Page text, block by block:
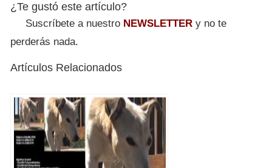
¿Te gustó este artículo?
Suscríbete a nuestro NEWSLETTER y no te
perderás nada.
Artículos Relacionados